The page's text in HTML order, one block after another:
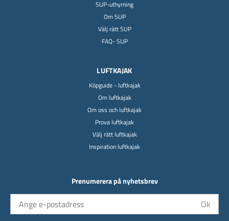
SUP-uthyrning
Om SUP
Välj rätt SUP
FAQ- SUP
LUFTKAJAK
Köpguide - luftkajak
Om luftkajak
Om oss och luftkajak
Prova luftkajak
Välj rätt luftkajak
Inspiration luftkajak
Prenumerera på nyhetsbrev
Ok